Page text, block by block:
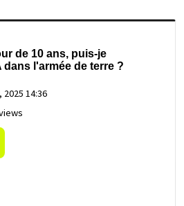
de 10 ans, puis-je
dans l'armée de terre ?
14:36